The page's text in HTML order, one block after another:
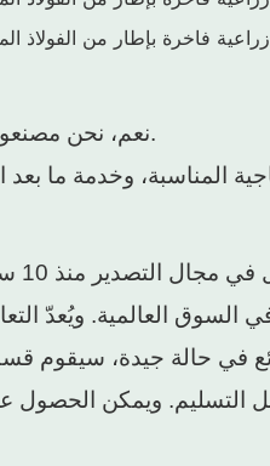
نعم، نحن مصنعون لأنواع مختلفة من البيوت الزجاجية منذ 15 عامًا.
في حالة جيدة، سيقوم